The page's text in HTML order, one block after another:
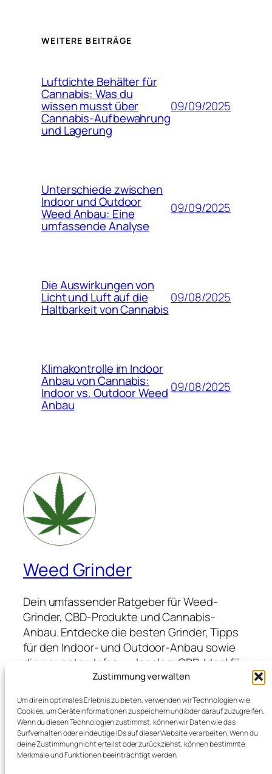
Zustimmung verwalten
Um dir ein optimales Erlebnis zu bieten, verwenden wir Technologien wie
Cookies, um Geräteinformationen zu speichern und/oder darauf zuzugreifen.
Wenn du diesen Technologien zustimmst, können wir Daten wie das
Surfverhalten oder eindeutige IDs auf dieser Website verarbeiten. Wenn du
deine Zustimmung nicht erteilst oder zurückziehst, können bestimmte
Merkmale und Funktionen beeinträchtigt werden.
WEITERE BEITRÄGE
Luftdichte Behälter für
Cannabis: Was du
wissen musst über
Cannabis-Aufbewahrung
und Lagerung
09/09/2025
Unterschiede zwischen
Indoor und Outdoor
Weed Anbau: Eine
umfassende Analyse
09/09/2025
Die Auswirkungen von
Licht und Luft auf die
Haltbarkeit von Cannabis
09/08/2025
Klimakontrolle im Indoor
Anbau von Cannabis:
Indoor vs. Outdoor Weed
Anbau
09/08/2025
Weed Grinder
Dein umfassender Ratgeber für Weed-
Grinder, CBD-Produkte und Cannabis-
Anbau. Entdecke die besten Grinder, Tipps
für den Indoor- und Outdoor-Anbau sowie
die neuesten Infos zu legalem CBD. Ideal für
Anfänger und Profis, die hochwertige
profitieren möchten.
Blog
Veranstaltungen